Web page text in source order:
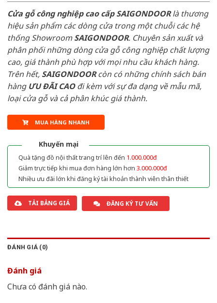
Cửa gỗ công nghiệp cao cấp SAIGONDOORlà thương
hiệu sản phẩm các dòng cửa trong một chuỗi các hệ
thống ShowroomSAIGONDOOR. Chuyên sản xuất và
phân phối những dòng cửa gỗ công nghiệp chất lượng
cao, giá thành phù hợp với mọi nhu cầu khách hàng.
Trên hết, SAIGONDOORcòn có những chính sách bán
hàng ƯU ĐÃI CAOđi kèm với sự đa dạng về mẫu mã,
loại cửa gỗ và cả phân khúc giá thành.
MUA HÀNG NHANH
Khuyến mại
Quà tặng đồ nội thất trang trí lên đến 1.000.000đ
Giảm trực tiếp khi mua đơn hàng lớn hơn 3.000.000đ
Nhiều ưu đãi lớn khi đăng ký tài khoản thành viên thân thiết
TẢI BẢNG GIÁ ĐĂNG KÝ TƯ VẤN
ĐÁNH GIÁ (0)
Đánh giá
Chưa có đánh giá nào.